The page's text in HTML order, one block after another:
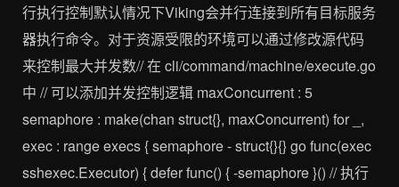
行执行控制默认情况下Viking会并行连接到所有目标服务
器执行命令。对于资源受限的环境可以通过修改源代码
来控制最大并发数// 在 cli/command/machine/execute.go
中 // 可以添加并发控制逻辑 maxConcurrent : 5
semaphore : make(chan struct{}, maxConcurrent) for _,
exec : range execs { semaphore - struct{}{} go func(exec
sshexec.Executor) { defer func() { -semaphore }() // 执行